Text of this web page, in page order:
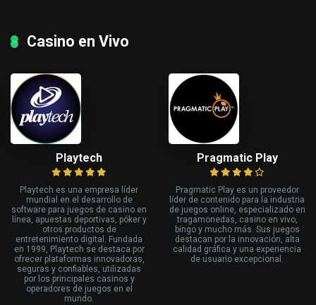
Casino en Vivo
Playtech
Playtech es una empresa líder
mundial en el desarrollo de
software para juegos de casino en
línea, apuestas deportivas, póker y
otros productos de
entretenimiento digital. Fundada
en 1999, Playtech se destaca por
ofrecer plataformas innovadoras,
seguras y confiables, utilizadas
por los principales casinos y
operadores de juegos en el
mundo.
Pragmatic Play
Pragmatic Play es un proveedor
líder de contenido para la industria
de juegos online, especializado en
tragamonedas, casino en vivo,
bingo y mucho más. Sus juegos
destacan por la innovación, alta
calidad gráfica y una experiencia
de usuario excepcional.